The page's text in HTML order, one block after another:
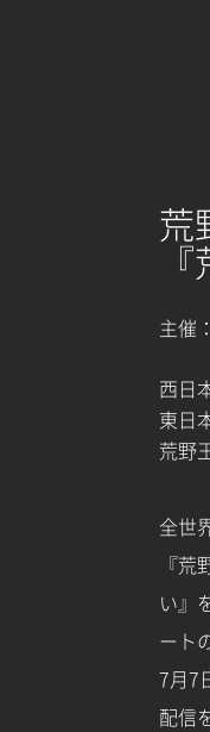
荒
主催
西日
東日
荒野
全世
『
い』
ート
7月7
配信